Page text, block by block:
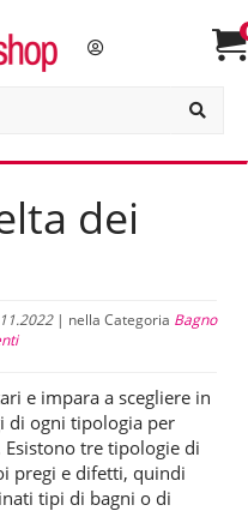
dei
| nella Categoria Bagno
e impara a scegliere in
di ogni tipologia per
tre tipologie di
pregi e difetti, quindi
tipi di bagni o di